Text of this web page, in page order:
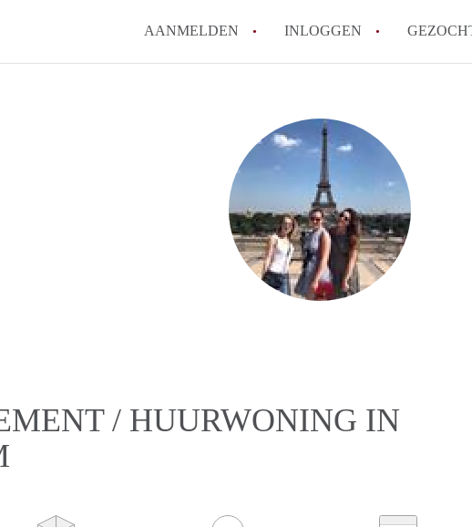
AANMELDEN INLOGGEN
Wat zijn de
Wat zijn de
betekent dit voor jou
Wat is een
Waarom geen
Alle veelgestelde
/ HUURWONING IN